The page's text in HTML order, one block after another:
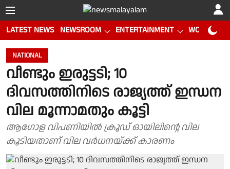
LATEST NEWS NEWSROOM ENTERTAINMENT WORLD CUP
NATIONAL
വീണ്ടും ഇരുട്ടടി; 10
ദിവസത്തിനിടെ രാജ്യത്ത് ഇന്ധന
വില മൂന്നാമതും കൂട്ടി
ആഗോള വിപണിയിൽ ക്രൂഡ് ഓയിലിൻ്റെ വില
കൂടിയതാണ് വില വർധനയ്ക്ക് കാരണം